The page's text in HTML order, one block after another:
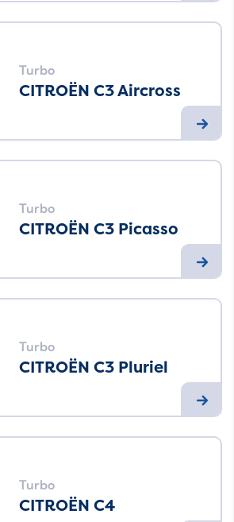
Turbo
CITROËN C3 Aircross
Turbo
CITROËN C3 Picasso
Turbo
CITROËN C3 Pluriel
Turbo
CITROËN C4